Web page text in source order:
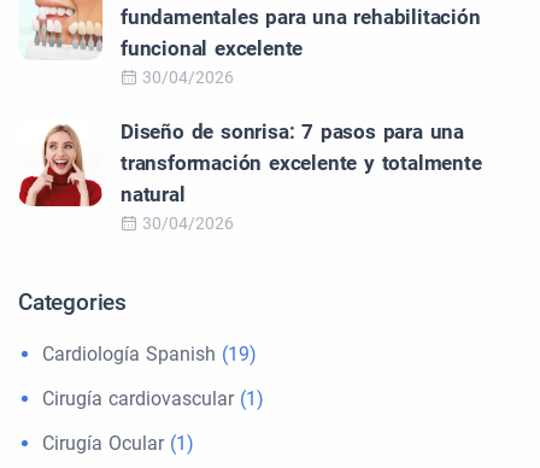
fundamentales para una rehabilitación
funcional excelente
30/04/2026
Diseño de sonrisa: 7 pasos para una
transformación excelente y totalmente
natural
30/04/2026
Categories
Cardiología Spanish (19)
Cirugía cardiovascular(1)
Cirugía Ocular(1)